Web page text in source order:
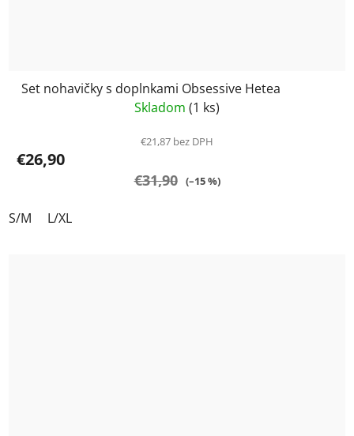
Set nohavičky s doplnkami Obsessive Hetea
Skladom (1 ks)
€21,87 bez DPH
€26,90
€31,90 (–15 %)
S/M L/XL